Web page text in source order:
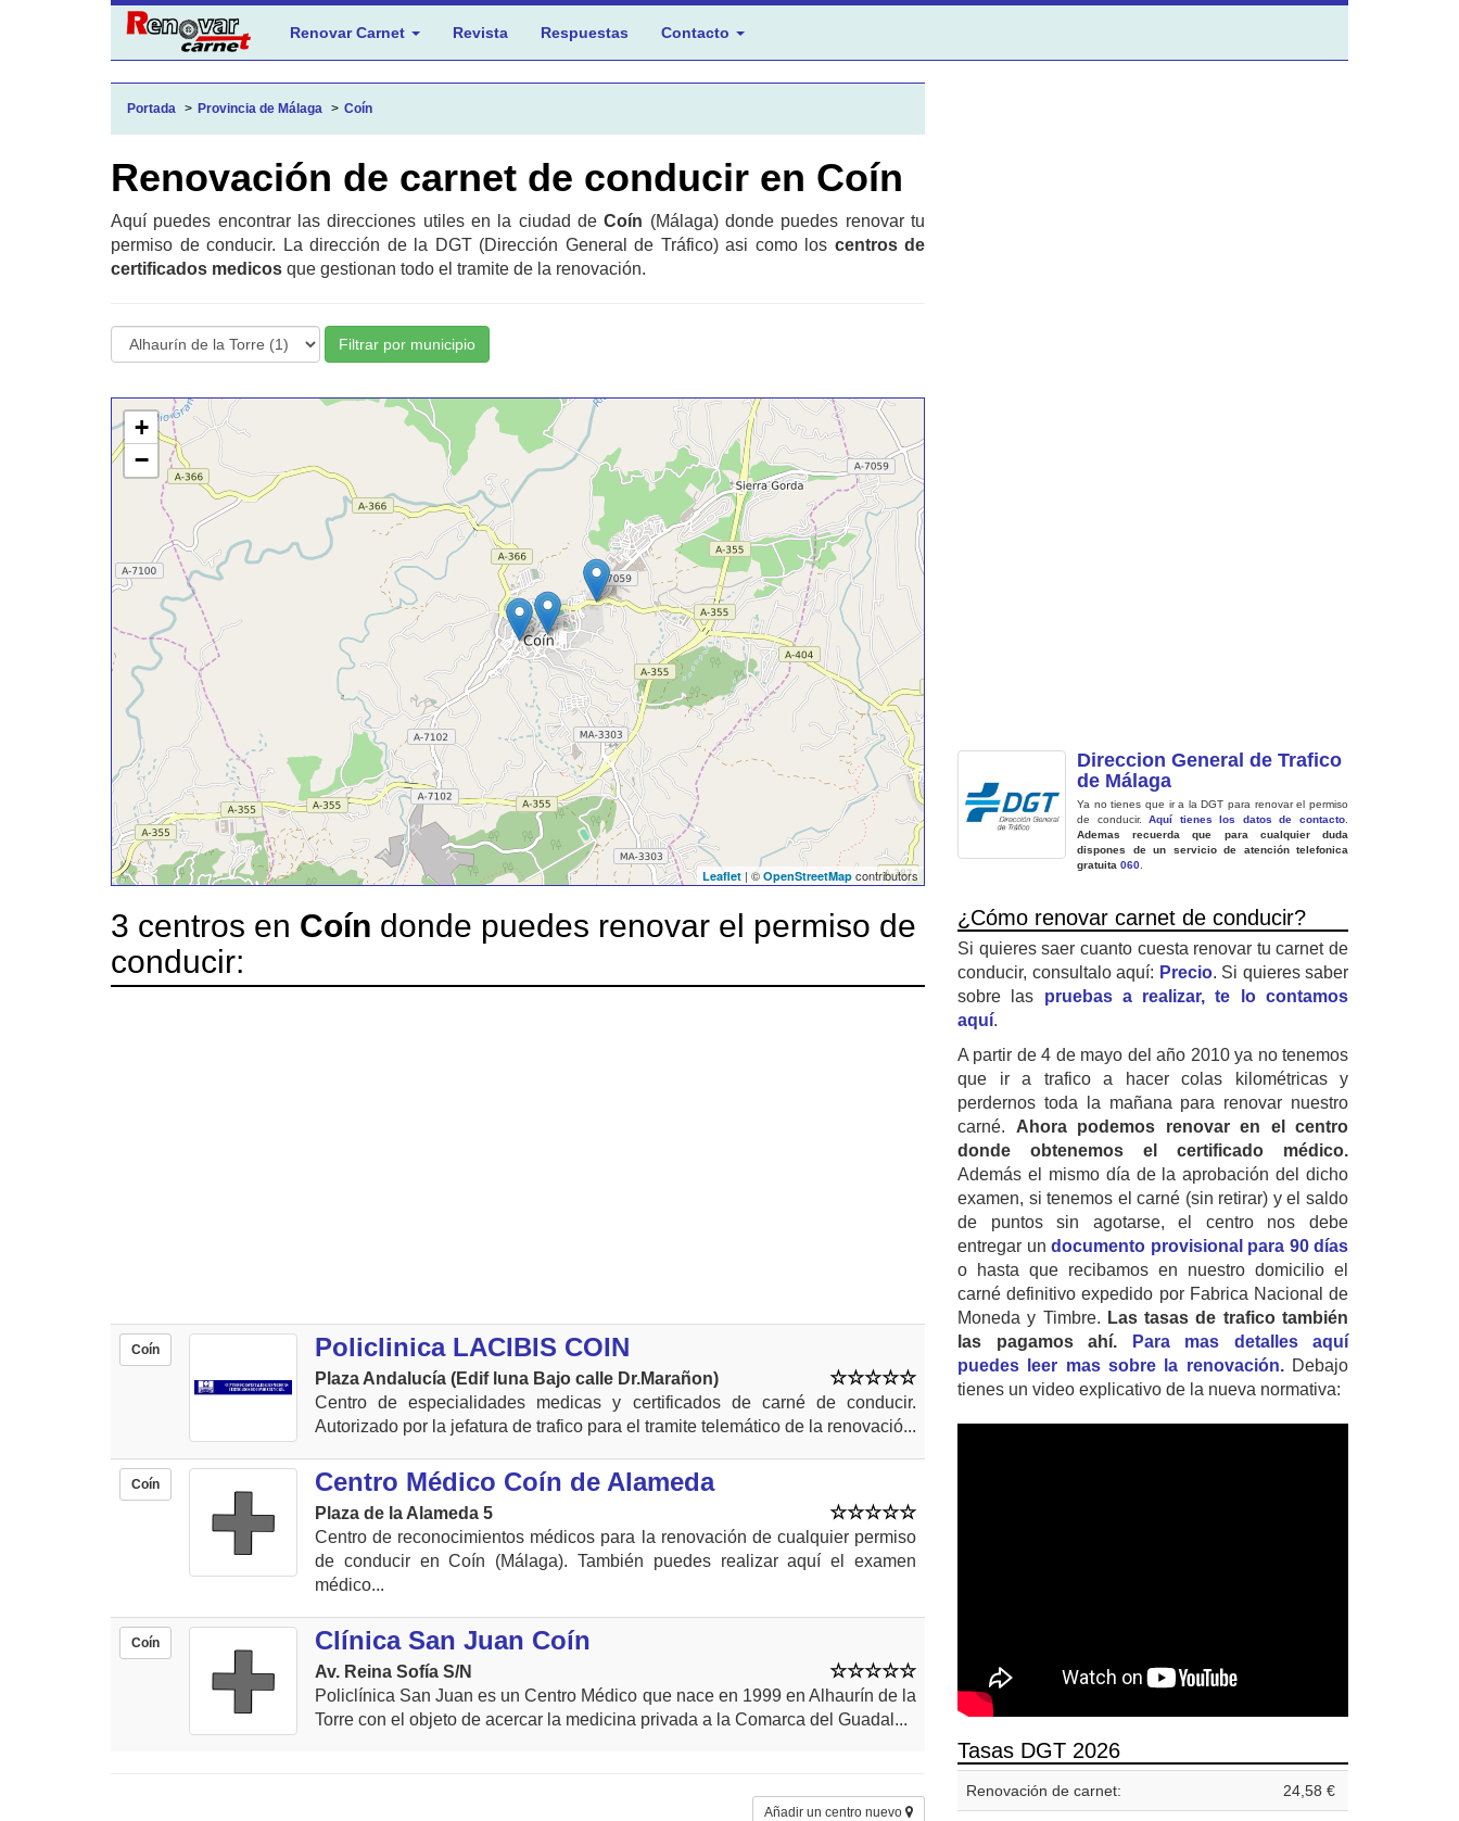
Renovar Carnet Revista Respuestas Contacto
Portada Provincia de Málaga Coín
Renovación de carnet de conducir en Coín
Aquí puedes encontrar las direcciones utiles en la ciudad deCoín (Málaga) donde puedes renovar tu
permiso de conducir. La dirección de la DGT (Dirección General de Tráfico) asi como los centros de
certificados medicos que gestionan todo el tramite de la renovación.
Filtrar por municipio
+
−
Leaflet | © OpenStreetMap contributors
3 centros en Coín donde puedes renovar el permiso de
conducir:
Coín Policlinica LACIBIS COIN
Plaza Andalucía (Edif luna Bajo calle Dr.Marañon)
Centro de especialidades medicas y certificados de carné de conducir.
Autorizado por la jefatura de trafico para el tramite telemático de la renovació...
Coín Centro Médico Coín de Alameda
Plaza de la Alameda 5
Centro de reconocimientos médicos para la renovación de cualquier permiso
de conducir en Coín (Málaga). También puedes realizar aquí el examen
médico...
Coín Clínica San Juan Coín
Av. Reina Sofía S/N
Policlínica San Juan es un Centro Médico que nace en 1999 en Alhaurín de la
Torre con el objeto de acercar la medicina privada a la Comarca del Guadal...
Añadir un centro nuevo
Direccion General de Trafico
de Málaga
Ya no tienes que ir a la DGT para renovar el permiso
de conducir.Aquí tienes los datos de contacto
Ademas recuerda que para cualquier duda
dispones de un servicio de atención telefonica
gratuita 060
¿Cómo renovar carnet de conducir?
Si quieres saer cuanto cuesta renovar tu carnet de
conducir, consultalo aquí: Precio. Si quieres saber
sobre las pruebas a realizar, te lo contamos
aquí.
A partir de 4 de mayo del año 2010 ya no tenemos
que ir a trafico a hacer colas kilométricas y
perdernos toda la mañana para renovar nuestro
carné. Ahora podemos renovar en el centro
donde obtenemos el certificado médico.
Además el mismo día de la aprobación del dicho
examen, si tenemos el carné (sin retirar) y el saldo
de puntos sin agotarse, el centro nos debe
entregar un documento provisional para 90 días
o hasta que recibamos en nuestro domicilio el
carné definitivo expedido por Fabrica Nacional de
Moneda y Timbre. Las tasas de trafico también
las pagamos ahí.
Para mas detalles aquí
puedes leer mas sobre la renovación.Debajo
tienes un video explicativo de la nueva normativa:
Tasas DGT 2026
Renovación de carnet: 24,58 €